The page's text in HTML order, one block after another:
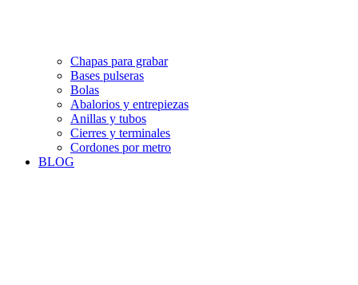
Chapas para grabar
Bases pulseras
Bolas
Abalorios y entrepiezas
Anillas y tubos
Cierres y terminales
Cordones por metro
BLOG